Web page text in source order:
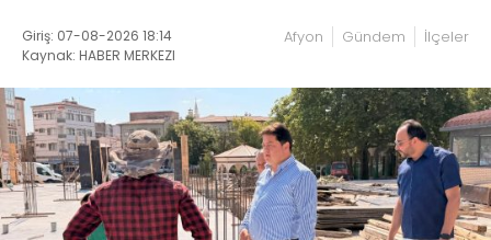
Giriş: 07-08-2026 18:14
Kaynak: HABER MERKEZI
Afyon Gündem İlçeler